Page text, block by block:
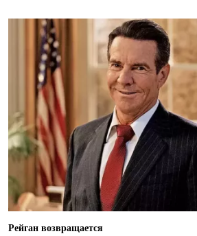
Рейган возвращается